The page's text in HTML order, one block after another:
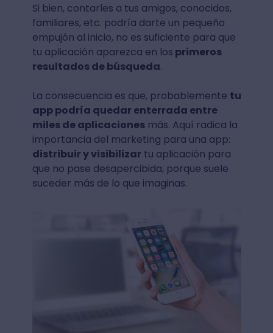
Si bien, contarles a tus amigos, conocidos,
familiares, etc. podría darte un pequeño
empujón al inicio, no es suficiente para que
tu aplicación aparezca en los primeros
resultados de búsqueda.
La consecuencia es que, probablemente tu
app podría quedar enterrada entre
miles de aplicacionesmás. Aquí radica la
importancia del marketing para una app:
distribuir y visibilizar tu aplicación para
que no pase desapercibida, porque suele
suceder más de lo que imaginas.